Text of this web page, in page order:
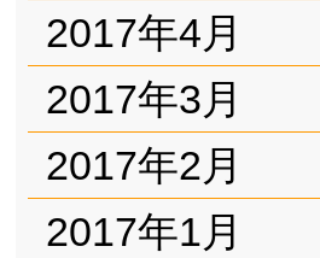
2017年4月
2017年3月
2017年2月
2017年1月